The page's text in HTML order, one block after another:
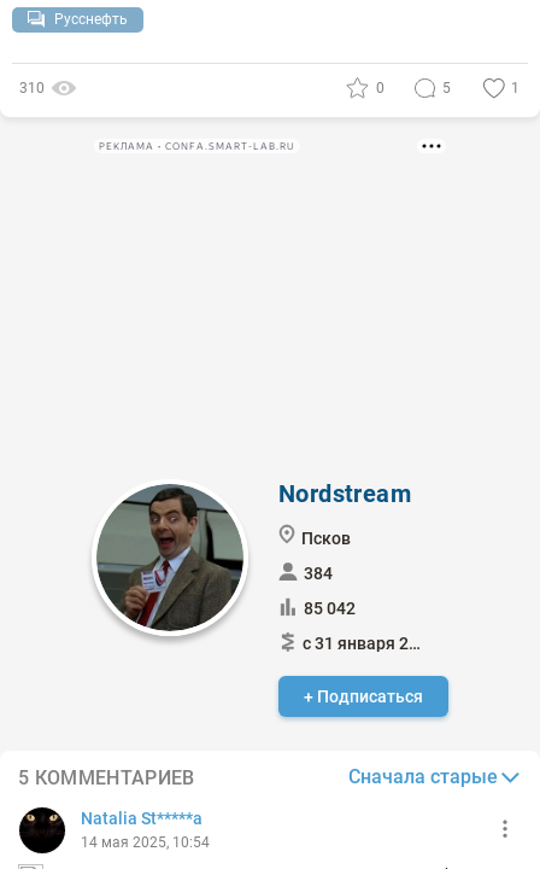
Русснефть
310 0 5 1
РЕКЛАМА • CONFA.SMART-LAB.RU
Nordstream
Псков
384
85 042
с 31 января 2015
+ Подписаться
5 КОММЕНТАРИЕВ Сначала старые
Natalia St*****a
14 мая 2025, 10:54